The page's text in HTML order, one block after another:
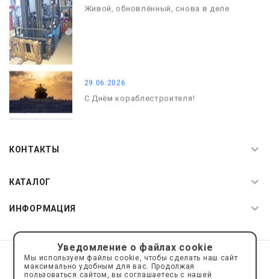
Живой, обновлённый, снова в деле
29.06.2026
С Днём кораблестроителя!
КОНТАКТЫ
КАТАЛОГ
ИНФОРМАЦИЯ
© 2019—2026 Интернет пространство АкваРос
sale@a-ros.ru
Политика конфиденциальности
Политика обработки персональных данных
Уведомление о файлах cookie
Мы используем файлы cookie, чтобы сделать наш сайт
максимально удобным для вас. Продолжая
пользоваться сайтом, вы соглашаетесь с нашей